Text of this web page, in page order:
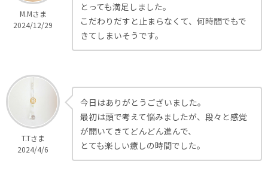
M.Mさま
2024/12/29
とっても満足しました。
こだわりだすと止まらなくて、何時間でもで
きてしまいそうです。
T.Tさま
2024/4/6
今日はありがとうございました。
最初は頭で考えて悩みましたが、段々と感覚
が開いてきてどんどん進んで、
とても楽しい癒しの時間でした。